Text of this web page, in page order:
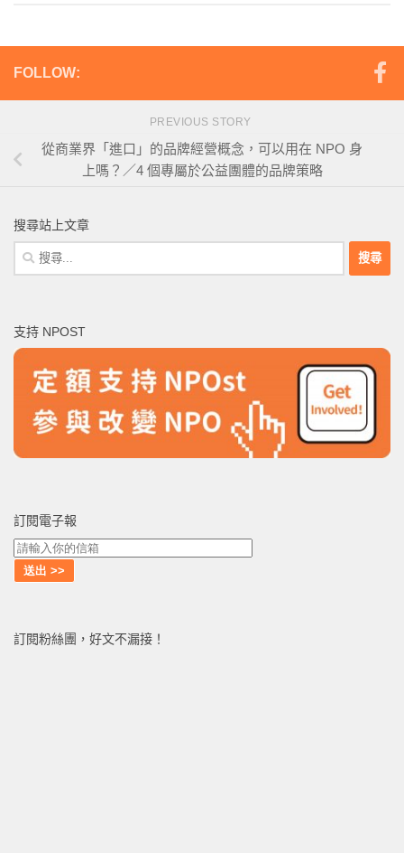
FOLLOW:
PREVIOUS STORY
從商業界「進口」的品牌經營概念，可以用在 NPO 身
上嗎？／4 個專屬於公益團體的品牌策略
搜尋站上文章
搜
尋
字:
支持 NPOST
訂閱電子報
訂閱粉絲團，好文不漏接！